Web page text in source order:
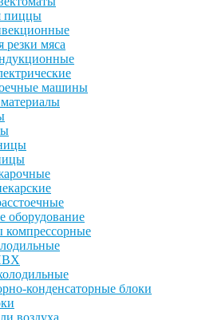
пиццы
мяса
машины
компрессорные
конденсаторные блоки
воздуха